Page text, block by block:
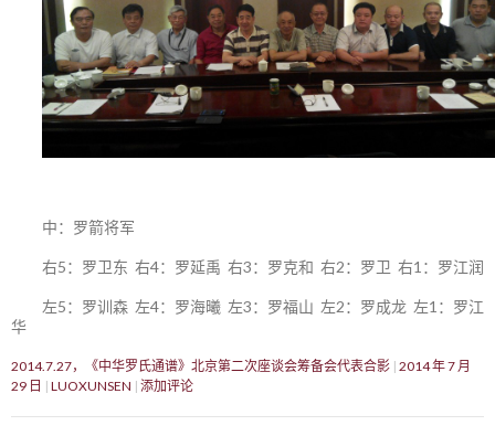
中：罗箭将军
右5：罗卫东 右4：罗延禹 右3：罗克和 右2：罗卫 右1：罗江润
左5：罗训森 左4：罗海曦 左3：罗福山 左2：罗成龙 左1：罗江
华
2014.7.27，《中华罗氏通谱》北京第二次座谈会筹备会代表合影 2014 年 7 月
29 日
LUOXUNSEN 添加评论